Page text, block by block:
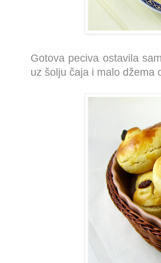
Gotova peciva ostavila
uz šolju čaja i malo džema